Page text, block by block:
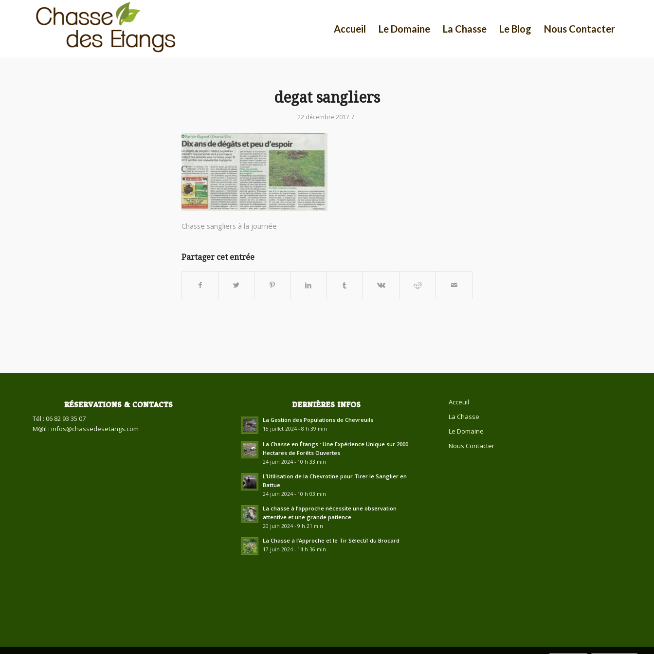
Accueil Le Domaine La Chasse Le Blog Nous Contacter
degat sangliers
22 décembre 2017 /
Chasse sangliers à la journée
Partager cet entrée
RÉSERVATIONS & CONTACTS
Tél : 06 82 93 35 07
M@il : infos@chassedesetangs.com
DERNIÈRES INFOS
La Gestion des Populations de Chevreuils
15 juillet 2024 - 8 h 39 min
La Chasse en Étangs : Une Expérience Unique sur 2000
Hectares de Forêts Ouvertes
24 juin 2024 - 10 h 33 min
L’Utilisation de la Chevrotine pour Tirer le Sanglier en
Battue
24 juin 2024 - 10 h 03 min
La chasse à l’approche nécessite une observation
attentive et une grande patience.
20 juin 2024 - 9 h 21 min
La Chasse à l’Approche et le Tir Sélectif du Brocard
17 juin 2024 - 14 h 36 min
Acceuil
La Chasse
Le Domaine
Nous Contacter